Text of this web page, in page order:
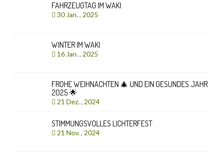
FAHRZEUGTAG IM WAKI
30 Jan. , 2025
WINTER IM WAKI
16 Jan. , 2025
FROHE WEIHNACHTEN 🎄 UND EIN GESUNDES JAHR
2025 🌟
21 Dez. , 2024
STIMMUNGSVOLLES LICHTERFEST
21 Nov. , 2024